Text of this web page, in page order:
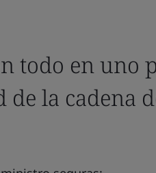
todo en uno
de la cadena